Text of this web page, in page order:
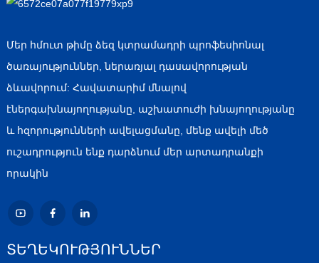
Մեր հմուտ թիմը ձեզ կտրամադրի պրոֆեսիոնալ
ծառայություններ, ներառյալ դասավորության
ձևավորում: Հավատարիմ մնալով
էներգախնայողությանը, աշխատուժի խնայողությանը
և հզորությունների ավելացմանը, մենք ավելի մեծ
ուշադրություն ենք դարձնում մեր արտադրանքի
որակին
ՏԵՂԵԿՈՒԹՅՈՒՆՆԵՐ